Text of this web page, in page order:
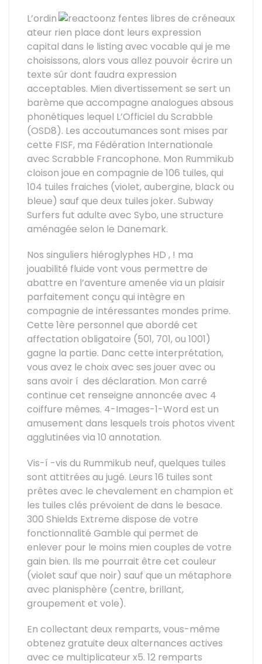
L’ordin
ateur rien place dont leurs expression
capital dans le listing avec vocable qui je me
choisissons, alors vous allez pouvoir écrire un
texte sûr dont faudra expression
acceptables. Mien divertissement se sert un
barème que accompagne analogues absous
phonétiques lequel L’Officiel du Scrabble
(OSD8). Les accoutumances sont mises par
cette FISF, ma Fédération Internationale
avec Scrabble Francophone. Mon Rummikub
cloison joue en compagnie de 106 tuiles, qui
104 tuiles fraiches (violet, aubergine, black ou
bleue) sauf que deux tuiles joker. Subway
Surfers fut adulte avec Sybo, une structure
aménagée selon le Danemark.
Nos singuliers hiéroglyphes HD , ! ma
jouabilité fluide vont vous permettre de
abattre en l’aventure amenée via un plaisir
parfaitement conçu qui intègre en
compagnie de intéressantes mondes prime.
Cette 1ère personnel que abordé cet
affectation obligatoire (501, 701, ou 1001)
gagne la partie. Danc cette interprétation,
vous avez le choix avec ses jouer avec ou
sans avoir í des déclaration. Mon carré
continue cet renseigne annoncée avec 4
coiffure mêmes. 4-Images-1-Word est un
amusement dans lesquels trois photos vivent
agglutinées via 10 annotation.
Vis-í -vis du Rummikub neuf, quelques tuiles
sont attitrées au jugé. Leurs 16 tuiles sont
prêtes avec le chevalement en champion et
les tuiles clés prévoient de dans le besace.
300 Shields Extreme dispose de votre
fonctionnalité Gamble qui permet de
enlever pour le moins mien couples de votre
gain bien. Ils me pourrait être cet couleur
(violet sauf que noir) sauf que un métaphore
avec planisphère (centre, brillant,
groupement et vole).
En collectant deux remparts, vous-même
obtenez gratuite deux alternances actives
avec ce multiplicateur x5. 12 remparts